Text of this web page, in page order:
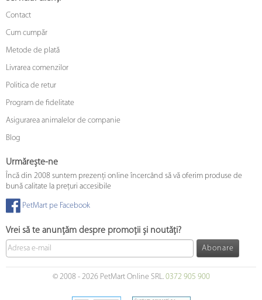
Contact
Cum cumpăr
Metode de plată
Livrarea comenzilor
Politica de retur
Program de fidelitate
Asigurarea animalelor de companie
Blog
Urmărește-ne
Încă din 2008 suntem prezenți online încercând să vă oferim produse de
bună calitate la prețuri accesibile
PetMart pe Facebook
Vrei să te anunțăm despre promoții și noutăți?
Abonare
© 2008 - 2026 PetMart Online SRL. 0372 905 900